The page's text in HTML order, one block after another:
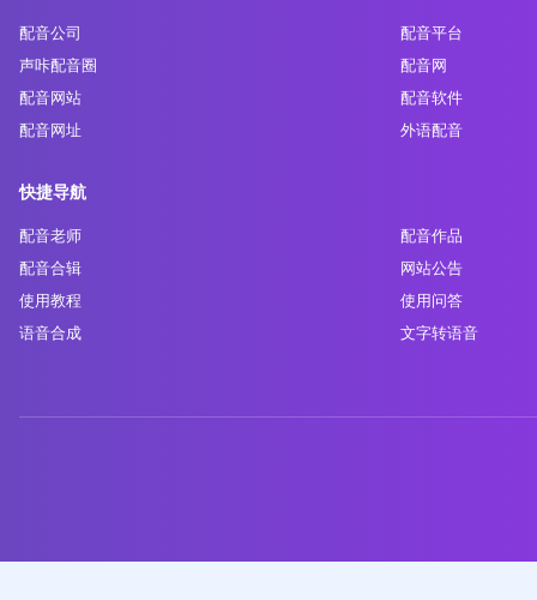
配音公司
配音平台
声咔配音圈
配音网
配音网站
配音软件
配音网址
外语配音
快捷导航
配音老师
配音作品
配音合辑
网站公告
使用教程
使用问答
语音合成
文字转语音